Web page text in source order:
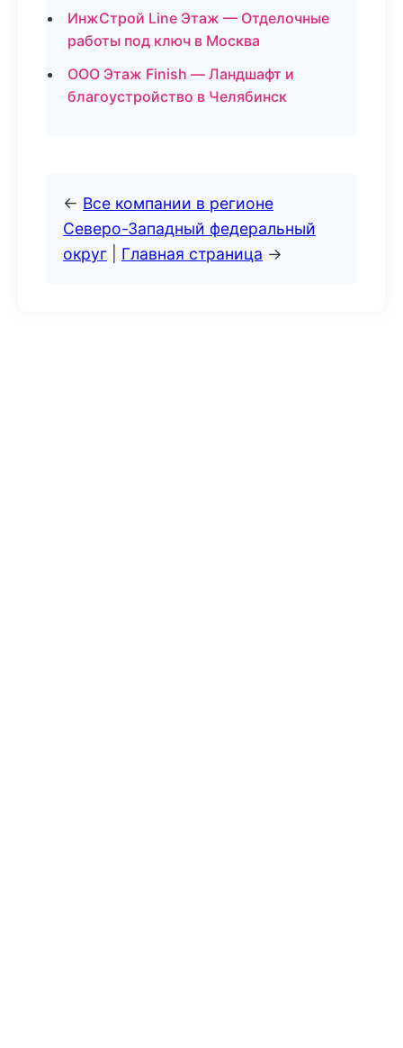
ИнжСтрой Line Этаж — Отделочные
работы под ключ в Москва
ООО Этаж Finish — Ландшафт и
благоустройство в Челябинск
← Все компании в регионе
Северо-Западный федеральный
округ
Главная страница →